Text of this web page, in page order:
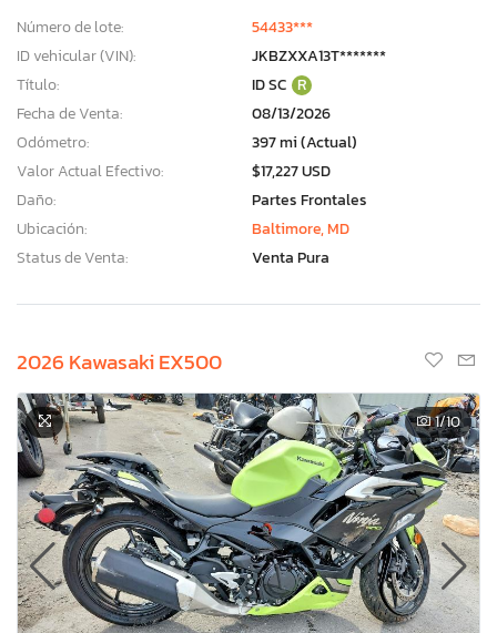
Número de lote:
54433***
ID vehicular (VIN):
JKBZXXA13T*******
Título:
ID SC R
Fecha de Venta:
08/13/2026
Odómetro:
397 mi (Actual)
Valor Actual Efectivo:
$17,227 USD
Daño:
Partes Frontales
Ubicación:
Baltimore, MD
Status de Venta:
Venta Pura
2026 Kawasaki EX500
1/10